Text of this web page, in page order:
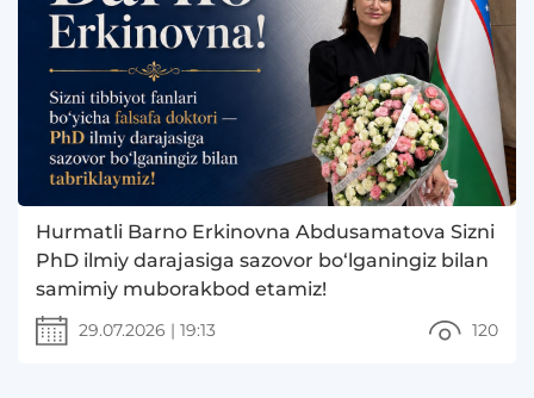
Hurmatli Barno Erkinovna Abdusamatova Sizni
PhD ilmiy darajasiga sazovor bo‘lganingiz bilan
samimiy muborakbod etamiz!
29.07.2026 | 19:13 120